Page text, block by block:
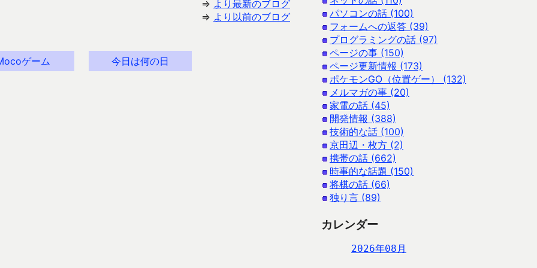
⇒ より最新のブログ
⇒ より以前のブログ
ゲーム 今日は何の日
パソコンの話 (100)
フォームへの返答 (39)
プログラミングの話 (97)
ページの事 (150)
ページ更新情報 (173)
ポケモンGO（位置ゲー） (132)
メルマガの事 (20)
家電の話 (45)
開発情報 (388)
技術的な話 (100)
京田辺・枚方 (2)
携帯の話 (662)
時事的な話題 (150)
将棋の話 (66)
独り言 (89)
カレンダー
2026年08月